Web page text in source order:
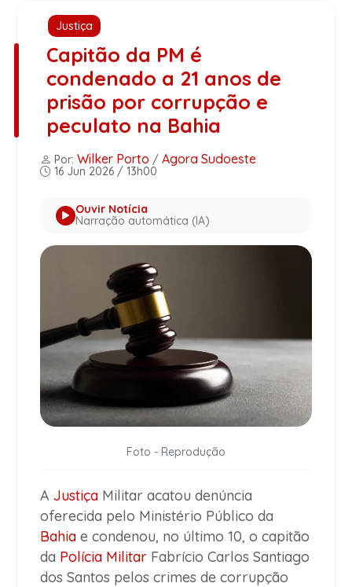
Justiça
Capitão da PM é
condenado a 21 anos de
prisão por corrupção e
peculato na Bahia
Por: Wilker Porto / Agora Sudoeste
16 Jun 2026 / 13h00
Ouvir Notícia
Narração automática (IA)
Foto - Reprodução
A Justiça Militar acatou denúncia
oferecida pelo Ministério Público da
Bahia e condenou, no último 10, o capitão
da Polícia Militar Fabrício Carlos Santiago
dos Santos pelos crimes de corrupção